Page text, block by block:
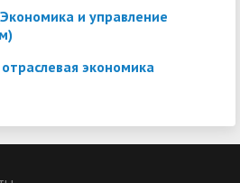
и управление
экономика